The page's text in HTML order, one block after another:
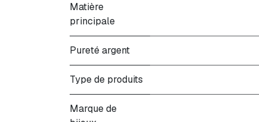
Matière
principale
Pureté argent
Type de produits
Marque de